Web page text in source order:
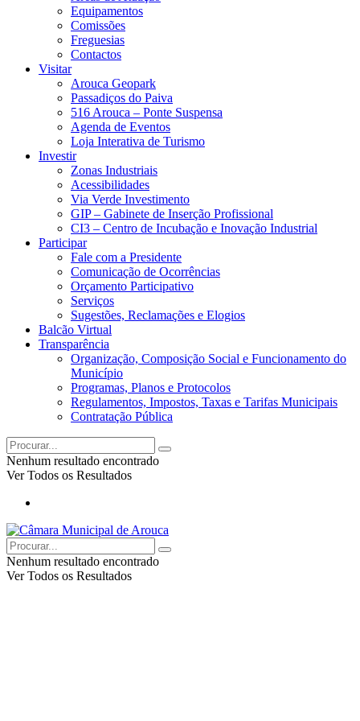
Equipamentos
Comissões
Freguesias
Contactos
Visitar
Arouca Geopark
Passadiços do Paiva
516 Arouca – Ponte Suspensa
Agenda de Eventos
Loja Interativa de Turismo
Investir
Zonas Industriais
Acessibilidades
Via Verde Investimento
GIP – Gabinete de Inserção Profissional
CI3 – Centro de Incubação e Inovação Industrial
Participar
Fale com a Presidente
Comunicação de Ocorrências
Orçamento Participativo
Serviços
Sugestões, Reclamações e Elogios
Balcão Virtual
Transparência
Organização, Composição Social e Funcionamento do
Município
Programas, Planos e Protocolos
Regulamentos, Impostos, Taxas e Tarifas Municipais
Contratação Pública
Nenhum resultado encontrado
Ver Todos os Resultados
Nenhum resultado encontrado
Ver Todos os Resultados